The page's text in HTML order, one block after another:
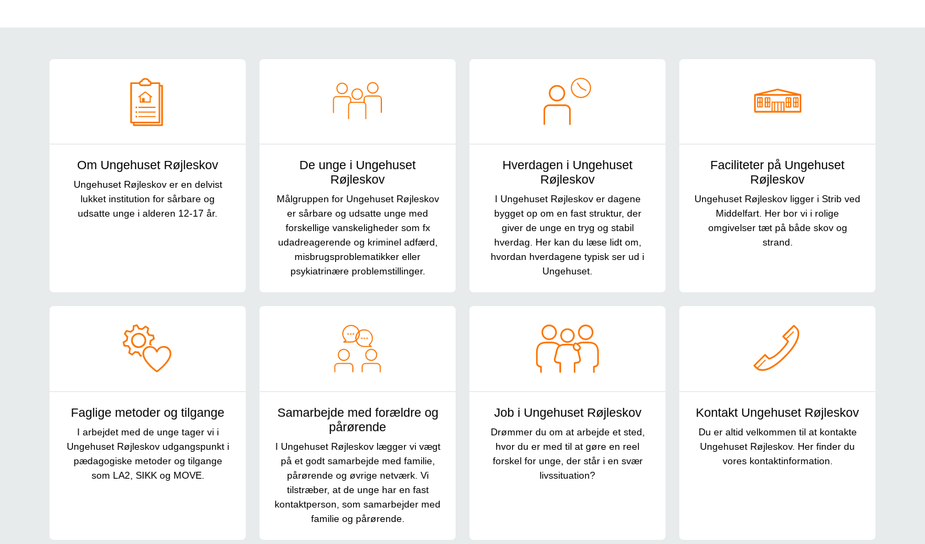
Om Ungehuset Røjleskov
Ungehuset Røjleskov er en delvist
lukket institution for sårbare og
udsatte unge i alderen 12-17 år.
De unge i Ungehuset
Røjleskov
Målgruppen for Ungehuset Røjleskov
er sårbare og udsatte unge med
forskellige vanskeligheder som fx
udadreagerende og kriminel adfærd,
misbrugsproblematikker eller
psykiatrinære problemstillinger.
Hverdagen i Ungehuset
Røjleskov
I Ungehuset Røjleskov er dagene
bygget op om en fast struktur, der
giver de unge en tryg og stabil
hverdag. Her kan du læse lidt om,
hvordan hverdagene typisk ser ud i
Ungehuset.
Faciliteter på Ungehuset
Røjleskov
Ungehuset Røjleskov ligger i Strib ved
Middelfart. Her bor vi i rolige
omgivelser tæt på både skov og
strand.
Faglige metoder og tilgange
I arbejdet med de unge tager vi i
Ungehuset Røjleskov udgangspunkt i
pædagogiske metoder og tilgange
som LA2, SIKK og MOVE.
Samarbejde med forældre og
pårørende
I Ungehuset Røjleskov lægger vi vægt
på et godt samarbejde med familie,
pårørende og øvrige netværk. Vi
tilstræber, at de unge har en fast
kontaktperson, som samarbejder med
familie og pårørende.
Job i Ungehuset Røjleskov
Drømmer du om at arbejde et sted,
hvor du er med til at gøre en reel
forskel for unge, der står i en svær
livssituation?
Kontakt Ungehuset Røjleskov
Du er altid velkommen til at kontakte
Ungehuset Røjleskov. Her finder du
vores kontaktinformation.